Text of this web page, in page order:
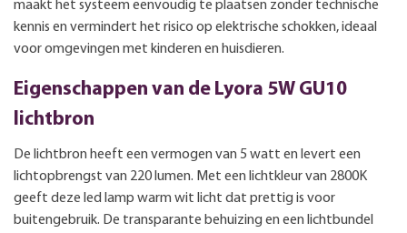
maakt het systeem eenvoudig te plaatsen zonder technische
kennis en vermindert het risico op elektrische schokken, ideaal
voor omgevingen met kinderen en huisdieren.
Eigenschappen van de Lyora 5W GU10
lichtbron
De lichtbron heeft een vermogen van 5 watt en levert een
lichtopbrengst van 220 lumen. Met een lichtkleur van 2800K
geeft deze led lamp warm wit licht dat prettig is voor
buitengebruik. De transparante behuizing en een lichtbundel